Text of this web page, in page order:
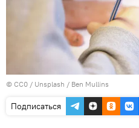
© CC0 / Unsplash / Ben Mullins
Подписаться